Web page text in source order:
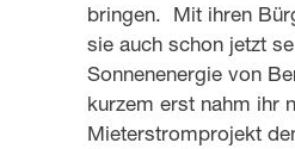
bringen. Mit ihren
sie auch schon jetzt
Sonnenenergie von
kurzem erst nahm ihr
Mieterstromprojekt